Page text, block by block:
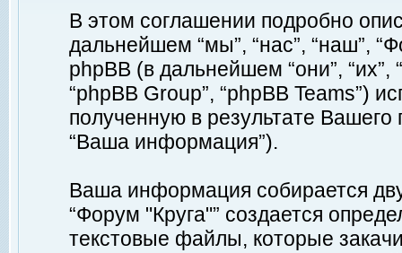
В этом соглашении подробно
дальнейшем “мы”, “нас”, “наш”,
phpBB (в дальнейшем “они”, “их”,
“phpBB Group”, “phpBB Teams”)
полученную в результате
“Ваша информация”).
Ваша информация собирается
“Форум "Круга"” создается
текстовые файлы, которые